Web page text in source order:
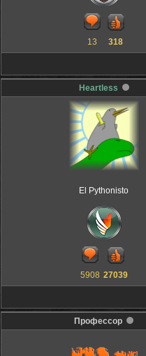
13 318
Heartless
El Pythonisto
5908 27039
Профессор